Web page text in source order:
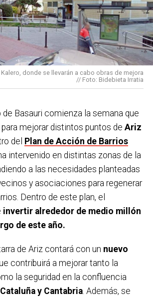
donde se llevarán a cabo obras de mejora
// Foto: Bidebieta Irratia
Basauri comienza la semana que
mejorar distintos puntos de Ariz
del Plan de Acción de Barrios
intervenido en distintas zonas de la
a las necesidades planteadas
y asociaciones para regenerar
Dentro de este plan, el
invertir alrededor de medio millón
de este año.
de Ariz contará con un nuevo
contribuirá a mejorar tanto la
la seguridad en la confluencia
y Cantabria. Además, se